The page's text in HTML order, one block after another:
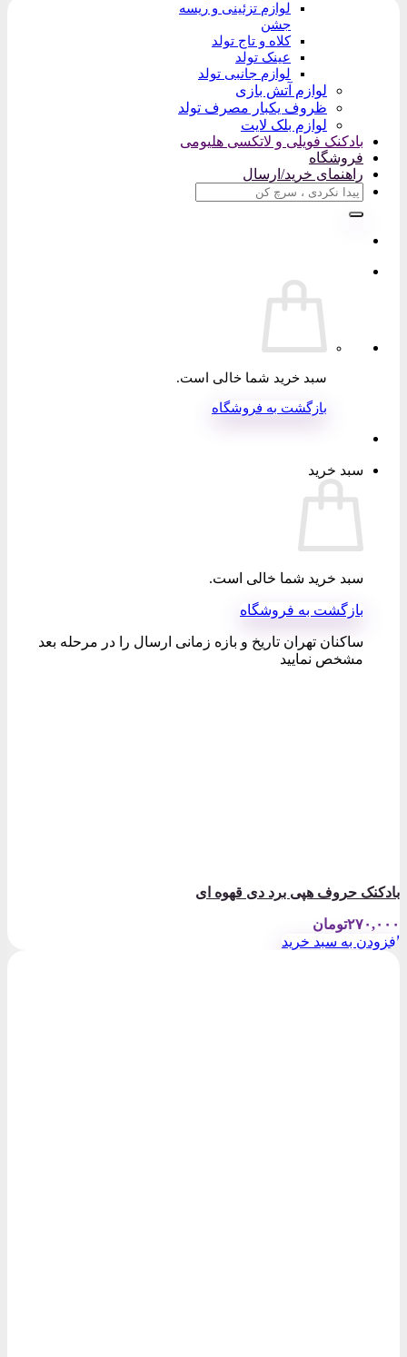
لوازم تزئینی و ریسه
جشن
کلاه و تاج تولد
عینک تولد
لوازم جانبی تولد
لوازم آتش بازی
ظروف یکبار مصرف تولد
لوازم بلک لایت
بادکنک فویلی و لاتکسی هلیومی
فروشگاه
راهنمای خرید/ارسال
جستجو
سبد خرید شما خالی است.
بازگشت به فروشگاه
سبد خرید
سبد خرید شما خالی است.
بازگشت به فروشگاه
ساکنان تهران تاریخ و بازه زمانی ارسال را در مرحله بعد
مشخص نمایید
بادکنک حروف هپی برد دی قهوه ای
۲۷۰,۰۰۰تومان
افزودن به سبد خرید